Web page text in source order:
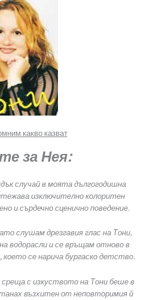
какво казват
за Нея:
случай в моята дългогодишна
изключително колоритен
и сърдечно сценично поведение.
слушам дрезгавия глас на Тони,
водорасли и се връщам отново в
се нарича бургаско детство.
с изкуството на Тони беше в
възхитен от неповторимия й